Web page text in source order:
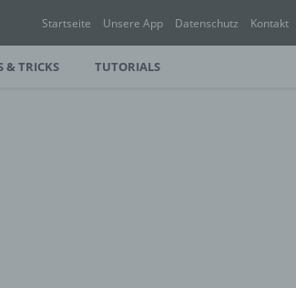
Startseite Unsere App Datenschutz Kontakt
& TRICKS TUTORIALS